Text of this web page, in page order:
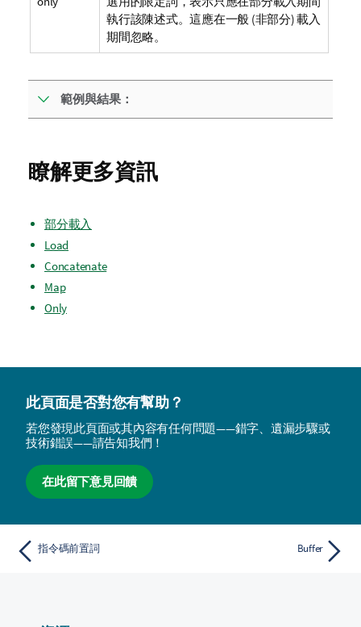
執行該陳述式。這應在一般 (非部分) 載入
期間忽略。
範例與結果：
瞭解更多資訊
部分載入
Load
Concatenate
Map
Only
此頁面是否對您有幫助？
若您發現此頁面或其內容有任何問題——錯字、遺漏步驟或
技術錯誤——請告知我們！
在此留下意見回饋
指令碼前置詞 Buffer